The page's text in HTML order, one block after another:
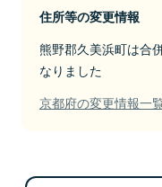
住所等の変更情報
熊野郡久美浜町は合
なりました
京都府の変更情報一